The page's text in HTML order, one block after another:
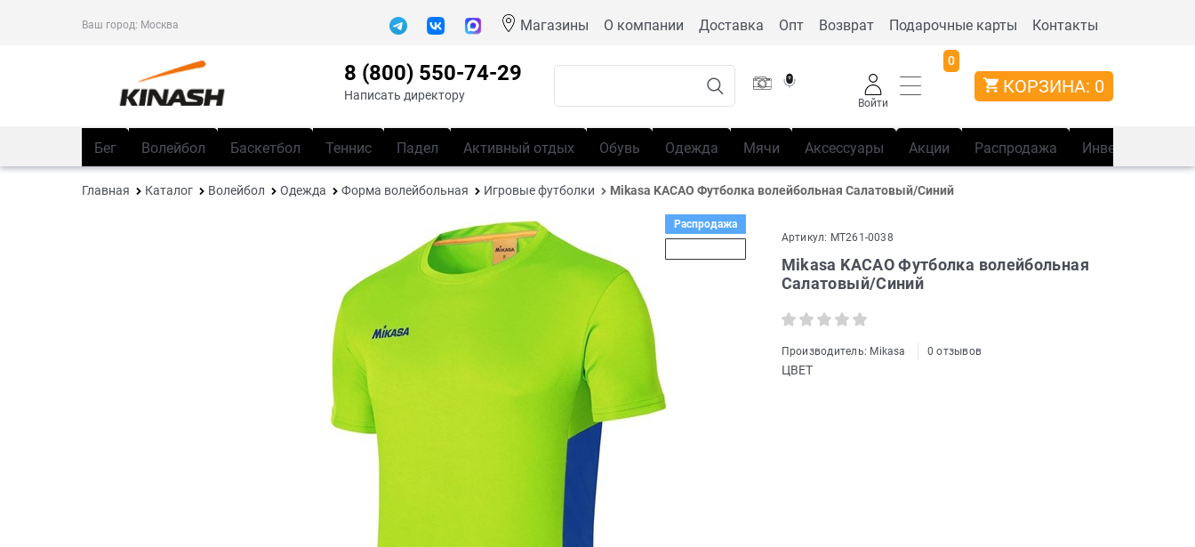
Ваш город: Москва Магазины О компании Доставка Опт Возврат Подарочные карты Контакты
8 (800) 550-74-29
Написать директору
Войти
0
КОРЗИНА: 0
Бег Волейбол Баскетбол Теннис Падел Активный отдых Обувь Одежда Мячи Аксессуары Акции Распродажа Инвентарь
Главная Каталог Волейбол Одежда Форма волейбольная Игровые футболки Mikasa KACAO Футболка волейбольная Салатовый/Синий
Распродажа
Артикул: MT261-0038
Mikasa KACAO Футболка волейбольная
Салатовый/Синий
Производитель: Mikasa 0 отзывов
ЦВЕТ